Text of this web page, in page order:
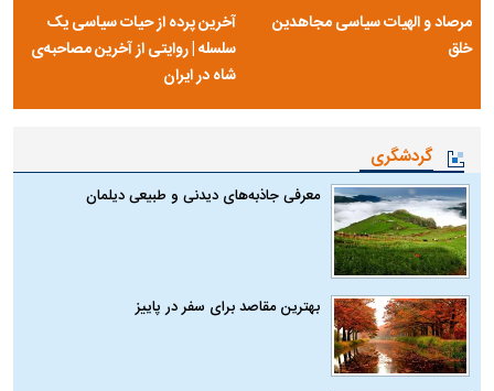
مرصاد و الهیات سیاسی مجاهدین
خلق
آخرین پرده از حیات سیاسی یک
سلسله | روایتی از آخرین مصاحبه‌ی
شاه در ایران
گردشگری
معرفی جاذبه‌های دیدنی و طبیعی دیلمان
بهترین مقاصد برای سفر در پاییز